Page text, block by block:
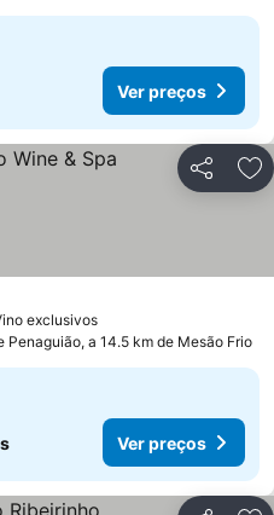
Ver preços
Partilhar
exclusivos
Penaguião, a 14.5 km de Mesão Frio
Ver preços